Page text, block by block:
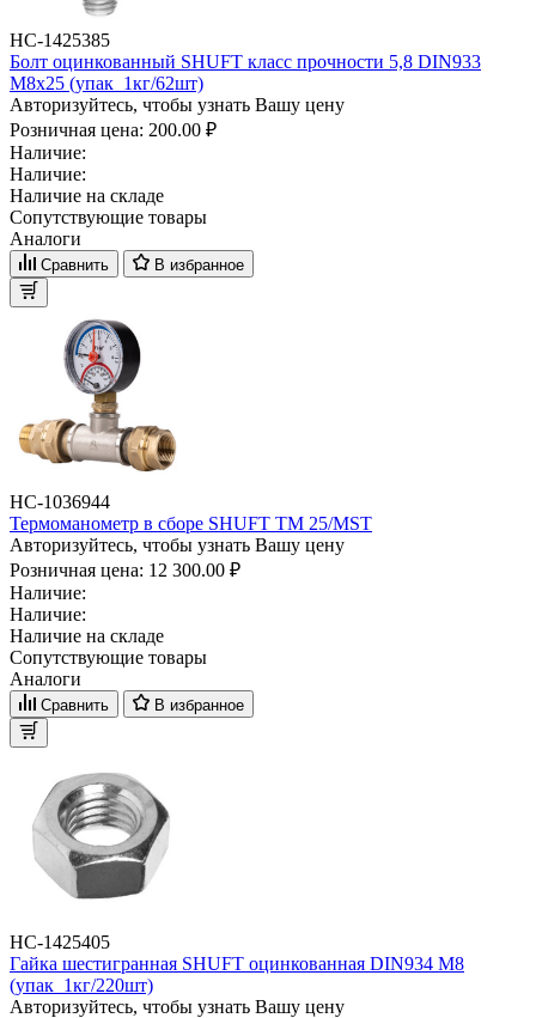
НС-1425385
Болт оцинкованный SHUFT класс прочности 5,8 DIN933
М8x25 (упак_1кг/62шт)
Авторизуйтесь, чтобы узнать Вашу цену
Розничная цена: 200.00 ₽
Наличие:
Наличие:
Наличие на складе
Сопутствующие товары
Аналоги
Сравнить В избранное
НС-1036944
Термоманометр в сборе SHUFT TM 25/MST
Авторизуйтесь, чтобы узнать Вашу цену
Розничная цена: 12 300.00 ₽
Наличие:
Наличие:
Наличие на складе
Сопутствующие товары
Аналоги
Сравнить В избранное
НС-1425405
Гайка шестигранная SHUFT оцинкованная DIN934 М8
(упак_1кг/220шт)
Авторизуйтесь, чтобы узнать Вашу цену